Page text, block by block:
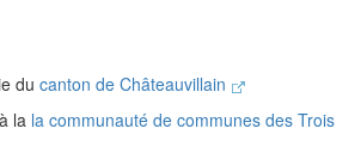
du canton de Châteauvillain
la la communauté de communes des Trois